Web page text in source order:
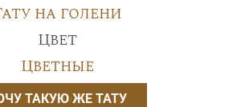
на голени
Цвет
Цветные
ТАКУЮ ЖЕ ТАТУ